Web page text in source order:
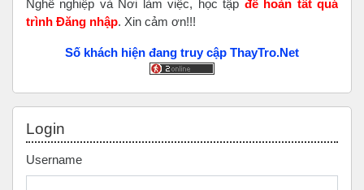
Nghề nghiệp và Nơi làm việc, học tập để hoàn tấtquá
trình Đăng nhập. Xin cảm ơn!!!
Số khách hiện đang truy cập ThayTro.Net
Login
Username